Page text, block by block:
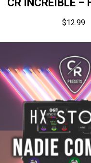
CR INCREIBLE –
$12.99